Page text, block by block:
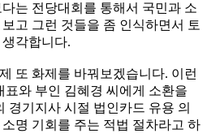
는 전당대회를 통해서 국민과 소
고 그런 것들을 좀 인식하면서 토
각합니다.
또 화제를 바꿔보겠습니다. 이런
표와 부인 김혜경 씨에게 소환을
경기지사 시절 법인카드 유용 의
명 기회를 주는 적법 절차라고 하